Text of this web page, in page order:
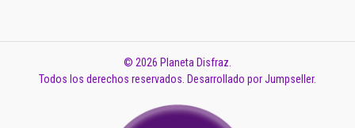
© 2026 Planeta Disfraz.
Todos los derechos reservados. Desarrollado por Jumpseller.